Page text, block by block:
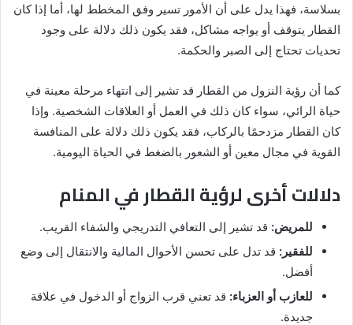
بسلاسة، فهذا يدل على أن الأمور تسير وفق المخطط لها، أما إذا كان
القطار يتوقف أو يواجه مشاكل، فقد يكون ذلك دلالة على وجود
تحديات تحتاج إلى الصبر والحكمة.
كما أن رؤية النزول من القطار قد تشير إلى انتهاء مرحلة معينة في
حياة الرائي، سواء كان ذلك في العمل أو العلاقات الشخصية. وإذا
كان القطار مزدحمًا بالركاب، فقد يكون ذلك دلالة على المنافسة
القوية في مجال معين أو الشعور بالضغط في الحياة اليومية.
دلالات أخرى لرؤية القطار في المنام
للمريض: قد تشير إلى التعافي التدريجي والشفاء القريب.
للفقير: قد تدل على تحسن الأحوال المالية والانتقال إلى وضع
أفضل.
للعازب أو العزباء: قد تعني قرب الزواج أو الدخول في علاقة
جديدة.